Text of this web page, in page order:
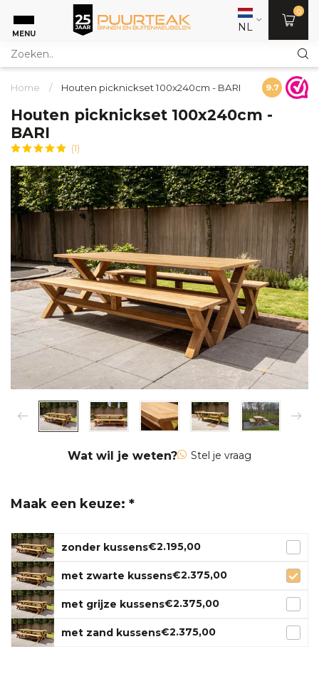
MENU NL
0
Home / Houten picknickset 100x240cm - BARI 9.7
Houten picknickset 100x240cm -
BARI
(1)
Wat wil je weten? Stel je vraag
Maak een keuze: *
zonder kussens€2.195,00
met zwarte kussens€2.375,00
met grijze kussens€2.375,00
met zand kussens€2.375,00